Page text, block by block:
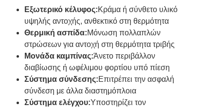
Εξωτερικό κέλυφος:Κράμα ή σύνθετο υλικό
υψηλής αντοχής, ανθεκτικό στη θερμότητα
Θερμική ασπίδα:Μόνωση πολλαπλών
στρώσεων για αντοχή στη θερμότητα τριβής
Μονάδα καμπίνας:Άνετο περιβάλλον
διαβίωσης ή ωφέλιμου φορτίου υπό πίεση
Σύστημα σύνδεσης:Επιτρέπει την ασφαλή
σύνδεση με άλλα διαστημόπλοια
Σύστημα ελέγχου:Υποστηρίζει τον